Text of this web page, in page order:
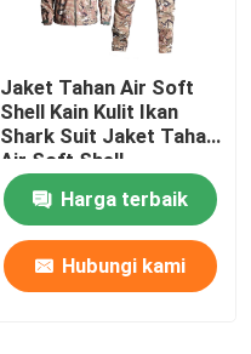
Jaket Tahan Air Soft
Shell Kain Kulit Ikan
Shark Suit Jaket Tahan
Air Soft Shell
Harga terbaik
Hubungi kami